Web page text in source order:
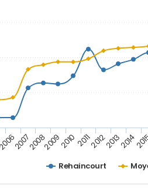
Rehaincourt
2007200820092010 2011201220132014